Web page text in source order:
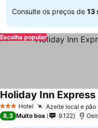
Consulte os preços de 13
Escolha popular
3 EstrelasHotel Azeite local e pão
Holiday Inn
8,3 Muito boa 9.122